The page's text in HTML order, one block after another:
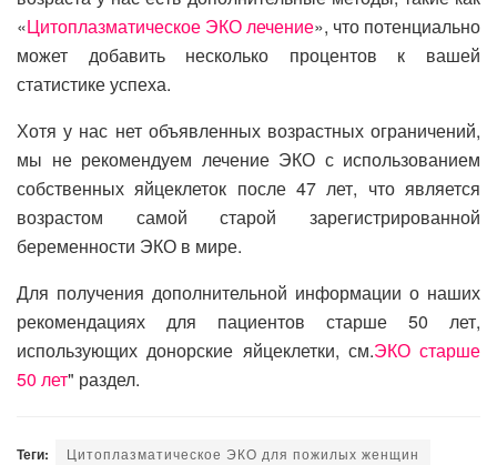
«Цитоплазматическое ЭКО лечение», что потенциально
может добавить несколько процентов к вашей
статистике успеха.
Хотя у нас нет объявленных возрастных ограничений,
мы не рекомендуем лечение ЭКО с использованием
собственных яйцеклеток после 47 лет, что является
возрастом самой старой зарегистрированной
беременности ЭКО в мире.
Для получения дополнительной информации о наших
рекомендациях для пациентов старше 50 лет,
использующих донорские яйцеклетки, см.ЭКО старше
50 лет" раздел.
Теги:
Цитоплазматическое ЭКО для пожилых женщин